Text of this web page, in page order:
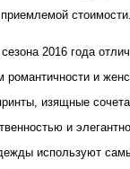
стоимости.
2016 года
и
изящные
и
используют